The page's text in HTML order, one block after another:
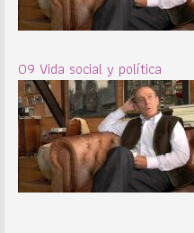
09 Vida social y política